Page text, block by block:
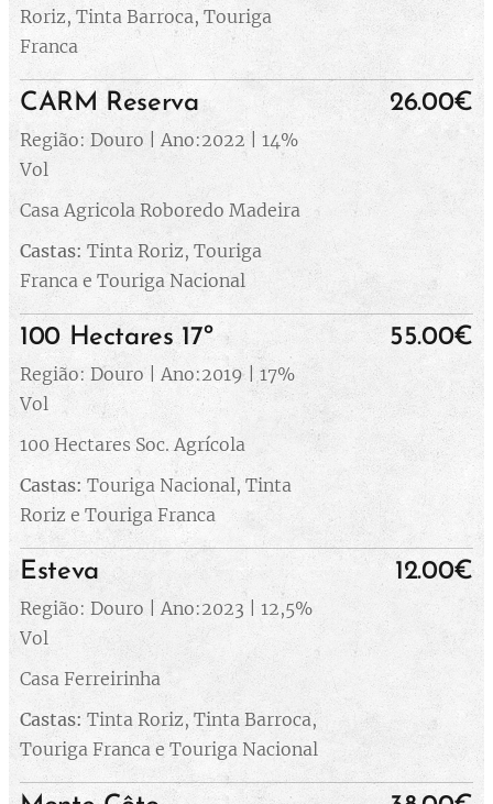
Roriz, Tinta Barroca, Touriga
Franca
CARM Reserva
Região: Douro | Ano:2022 | 14%
Vol
Casa Agricola Roboredo Madeira
Castas: Tinta Roriz, Touriga
Franca e Touriga Nacional
26.00€
100 Hectares 17º
Região: Douro | Ano:2019 | 17%
Vol
100 Hectares Soc. Agrícola
Castas: Touriga Nacional, Tinta
Roriz e Touriga Franca
55.00€
Esteva
Região: Douro | Ano:2023 | 12,5%
Vol
Casa Ferreirinha
Castas: Tinta Roriz, Tinta Barroca,
Touriga Franca e Touriga Nacional
12.00€